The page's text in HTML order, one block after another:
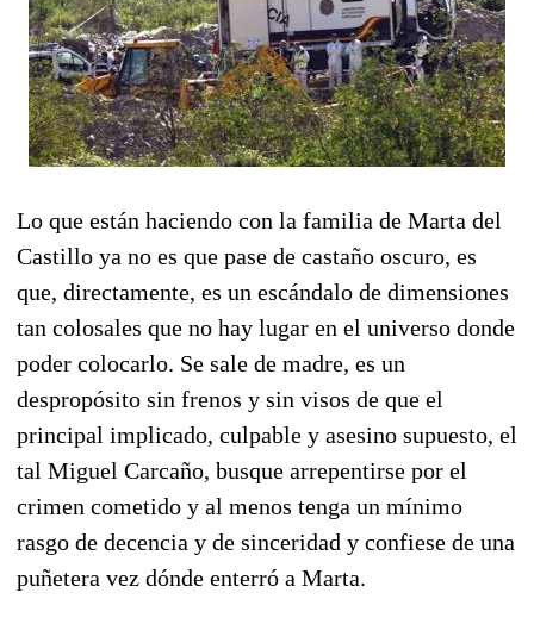
Lo que están haciendo con la familia de Marta del
Castillo ya no es que pase de castaño oscuro, es
que, directamente, es un escándalo de dimensiones
tan colosales que no hay lugar en el universo donde
poder colocarlo. Se sale de madre, es un
despropósito sin frenos y sin visos de que el
principal implicado, culpable y asesino supuesto, el
tal Miguel Carcaño, busque arrepentirse por el
crimen cometido y al menos tenga un mínimo
rasgo de decencia y de sinceridad y confiese de una
puñetera vez dónde enterró a Marta.